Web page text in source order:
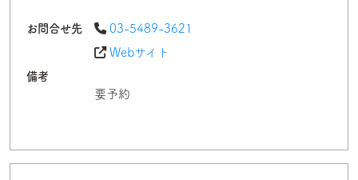
お問合せ先
03-5489-3621
Webサイト
備考
要予約